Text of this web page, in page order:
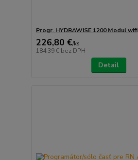
Progr. HYDRAWISE 1200 Modul wifi
226,80 €/ks
184,39 € bez DPH
Detail